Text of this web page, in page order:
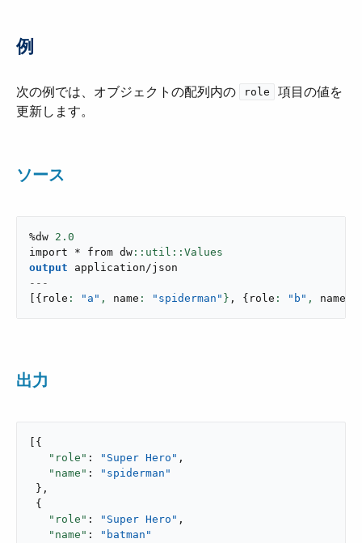
例
次の例では、オブジェクトの配列内の ​ role
​ 項目の値を
更新します。
ソース
%dw 2.0
import * from dw
output
application/json
---
{ role : "a" , name : "spiderman" } , { role : "b" , name
出力
[{
"role" : "Super Hero" ,
"name" :
"spiderman"
},
{
"role" : "Super Hero" ,
"name" :
"batman"